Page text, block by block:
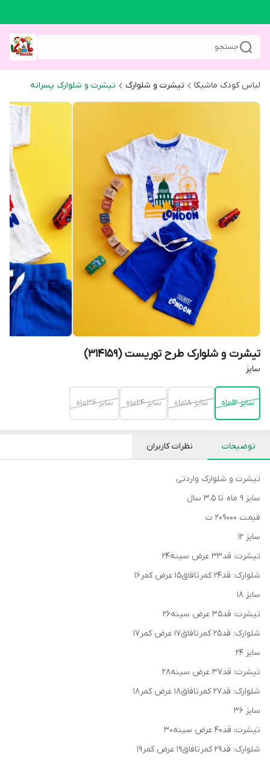
جستجو
لباس کودک ماشیکا تیشرت و شلوارک تیشرت و شلوارک پسرانه
تیشرت و شلوارک طرح توریست (314159)
سایز
سایز 12ماه سایز 18ماه سایز 24ماه سایز 36ماه
توضیحات نظرات کاربران
تیشرت و شلوارک واردتی
سایز ۹ ماه تا ۳.۵ سال
قیمت ۲۰۹۰۰۰ ت
سایز ۱۲
تیشرت: قد۳۳ عرض سینه۲۴
شلوارک: قد۲۴ کمرتافاق۱۵ عرض کمر۱۶
سایز ۱۸
تیشرت: قد۳۵ عرض سینه۲۶
شلوارک: قد۲۵ کمرتافاق۱۷ عرض کمر۱۷
سایز ۲۴
تیشرت: قد۳۷ عرض سینه۲۸
شلوارک: قد۲۷ کمرتافاق۱۸ عرض کمر۱۸
سایز ۳۶
تیشرت: قد۴۰ عرض سینه۳۰
شلوارک: قد۲۹ کمرتافاق۱۹ عرض کمر۱۹